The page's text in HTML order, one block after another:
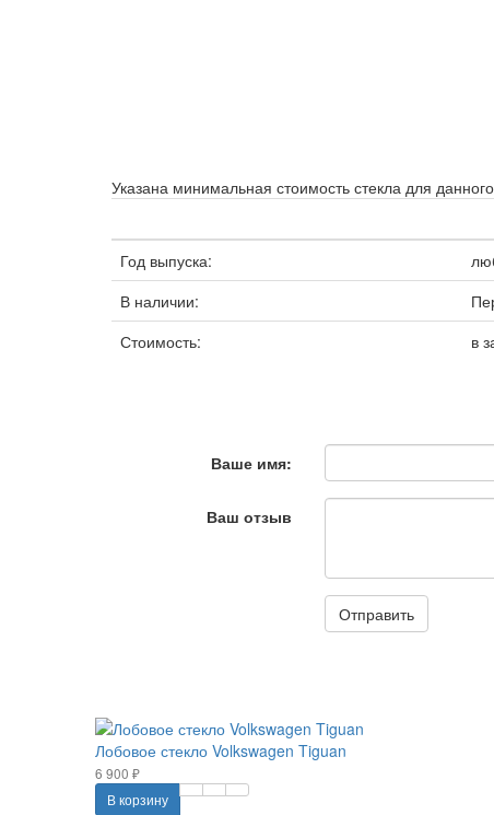
Указана минимальная стоимость стекла для
Год выпуска:
В наличии:
Стоимость:
в
Ваше имя:
Ваш отзыв
Отправить
Лобовое стекло Volkswagen Tiguan
6 900 ₽
В корзину